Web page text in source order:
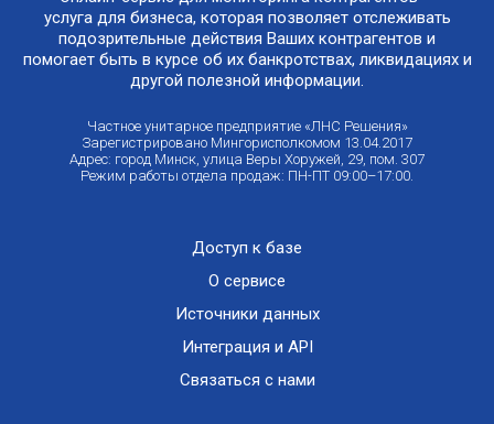
услуга для бизнеса, которая позволяет отслеживать
подозрительные действия Ваших контрагентов и
помогает быть в курсе об их банкротствах, ликвидациях и
другой полезной информации.
Частное унитарное предприятие «ЛНС Решения»
Зарегистрировано Мингорисполкомом 13.04.2017
Адрес: город Минск, улица Веры Хоружей, 29, пом. 307
Режим работы отдела продаж: ПН-ПТ 09:00–17:00.
Доступ к базе
О сервисе
Источники данных
Интеграция и API
Связаться с нами